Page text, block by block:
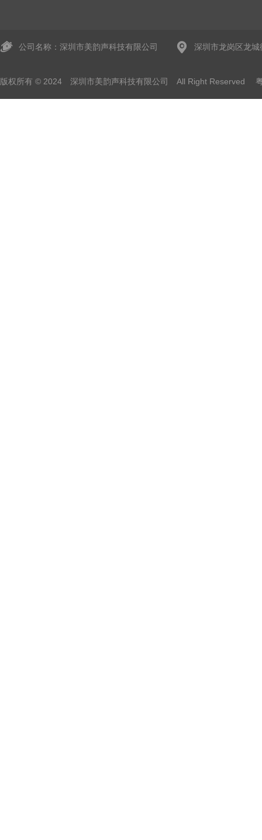
公司名称：深圳市美韵声科技有限公司 深圳市龙岗区龙
版权所有 © 2024 深圳市美韵声科技有限公司 All Right Reserved